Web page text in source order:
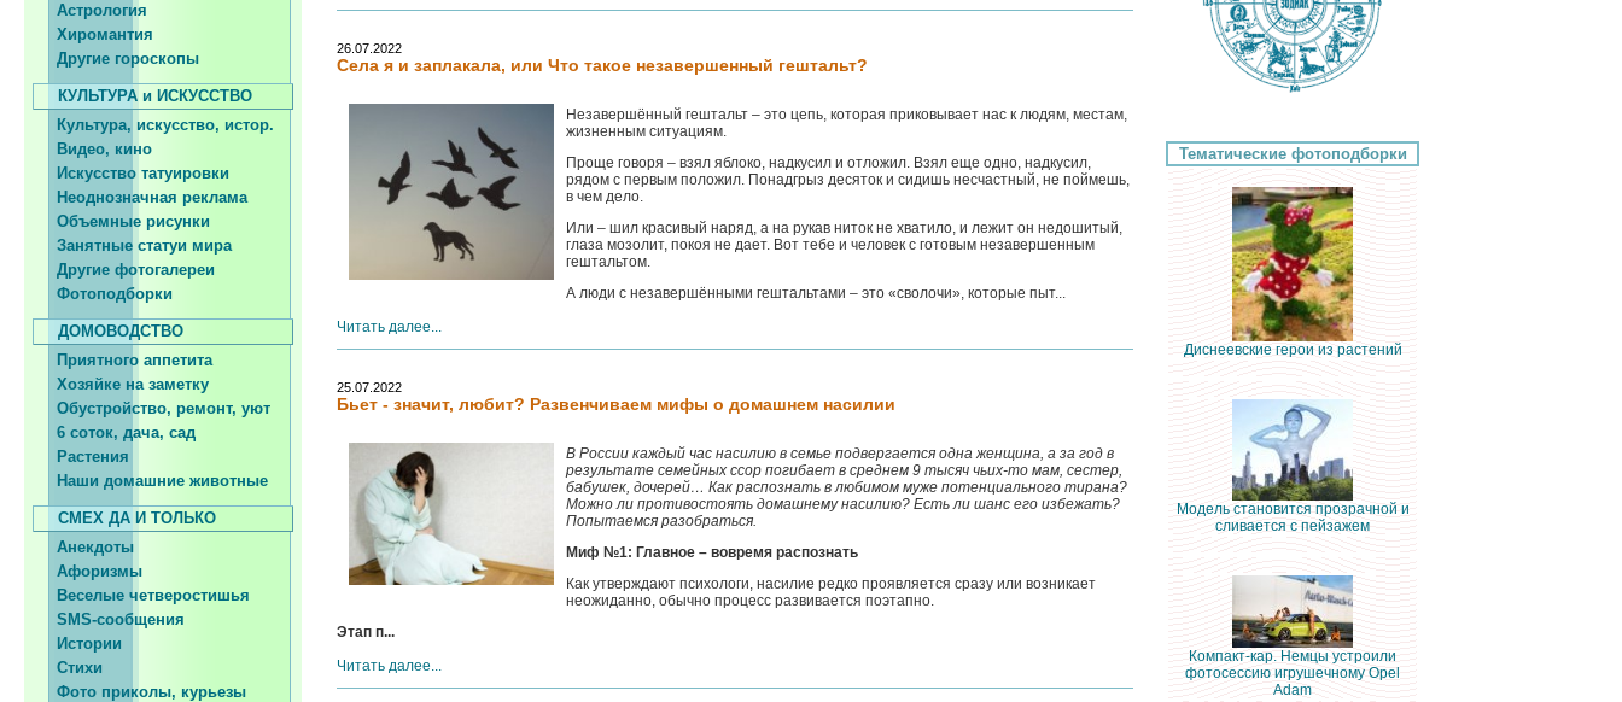
Астрология
Хиромантия
Другие гороскопы
КУЛЬТУРА и ИСКУССТВО
Культура, искусство, истор.
Видео, кино
Искусство татуировки
Неоднозначная реклама
Объемные рисунки
Занятные статуи мира
Другие фотогалереи
Фотоподборки
ДОМОВОДСТВО
Приятного аппетита
Хозяйке на заметку
Обустройство, ремонт, уют
6 соток, дача, сад
Растения
Наши домашние животные
СМЕХ ДА И ТОЛЬКО
Анекдоты
Афоризмы
Веселые четверостишья
SMS-сообщения
Истории
Стихи
Фото приколы, курьезы
26.07.2022
Села я и заплакала, или Что такое незавершенный гештальт?
Незавершённый гештальт – это цепь, которая приковывает нас к людям, местам,
жизненным ситуациям.
Проще говоря – взял яблоко, надкусил и отложил. Взял еще одно, надкусил,
рядом с первым положил. Понадгрыз десяток и сидишь несчастный, не поймешь,
в чем дело.
Или – шил красивый наряд, а на рукав ниток не хватило, и лежит он недошитый,
глаза мозолит, покоя не дает. Вот тебе и человек с готовым незавершенным
гештальтом.
А люди с незавершёнными гештальтами – это «сволочи», которые пыт...
Читать далее...
25.07.2022
Бьет - значит, любит? Развенчиваем мифы о домашнем насилии
В России каждый час насилию в семье подвергается одна женщина, а за год в
результате семейных ссор погибает в среднем 9 тысяч чьих-то мам, сестер,
бабушек, дочерей… Как распознать в любимом муже потенциального тирана?
Можно ли противостоять домашнему насилию? Есть ли шанс его избежать?
Попытаемся разобраться.
Миф №1: Главное – вовремя распознать
Как утверждают психологи, насилие редко проявляется сразу или возникает
неожиданно, обычно процесс развивается поэтапно.
Этап п...
Читать далее...
Тематические фотоподборки
Диснеевские герои из растений
Модель становится прозрачной и
сливается с пейзажем
Компакт-кар. Немцы устроили
фотосессию игрушечному Opel
Adam